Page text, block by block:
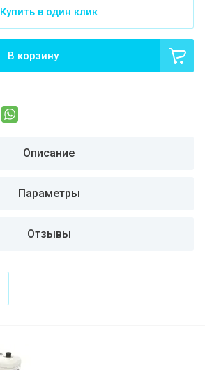
В корзину
Купить в один клик
Описание
Параметры
Отзывы